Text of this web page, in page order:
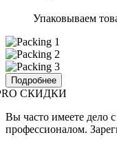
Упаковываем
Подробнее
СКИДКИ
Вы часто имеете дело
профессионалом.